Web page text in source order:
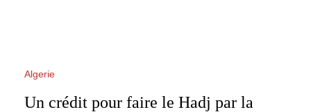
Algerie
Un crédit pour faire le Hadj par la